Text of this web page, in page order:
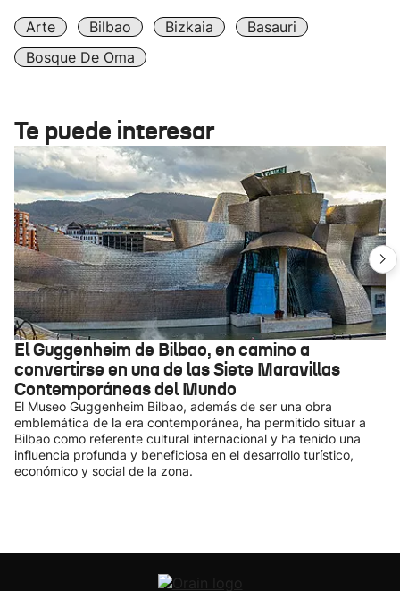
Arte Bilbao Bizkaia
Basauri
Bosque De Oma
Te puede interesar
El Guggenheim de Bilbao, en camino a
convertirse en una de las Siete Maravillas
Contemporáneas del Mundo
El Museo Guggenheim Bilbao, además de ser una obra
emblemática de la era contemporánea, ha permitido situar a
Bilbao como referente cultural internacional y ha tenido una
influencia profunda y beneficiosa en el desarrollo turístico,
económico y social de la zona.